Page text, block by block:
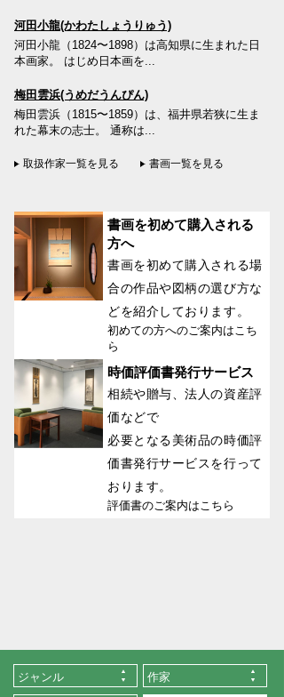
河田小龍(かわたしょうりゅう)
河田小龍（1824〜1898）は高知県に生まれた日
本画家。 はじめ日本画を...
梅田雲浜(うめだうんぴん)
梅田雲浜（1815〜1859）は、福井県若狭に生ま
れた幕末の志士。 通称は...
取扱作家一覧を見る 書画一覧を見る
書画を初めて購入される
方へ
書画を初めて購入される場
合の作品や図柄の選び方な
どを紹介しております。
初めての方へのご案内はこち
ら
時価評価書発行サービス
相続や贈与、法人の資産評
価などで
必要となる美術品の時価評
価書発行サービスを行って
おります。
評価書のご案内はこちら
ジャンル 作家